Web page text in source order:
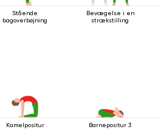
Stående
bagoverbøjning
Bevægelse i en
strækstilling
Kamelpositur Barnepositur 3